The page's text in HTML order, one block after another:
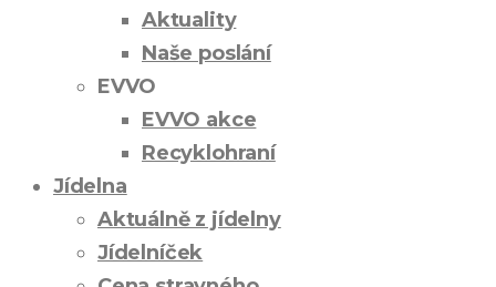
Aktuality
Naše poslání
EVVO
EVVO akce
Recyklohraní
Jídelna
Aktuálně z jídelny
Jídelníček